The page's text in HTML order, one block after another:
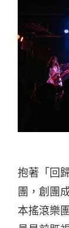
抱著「回
團，創團
本搖滾樂